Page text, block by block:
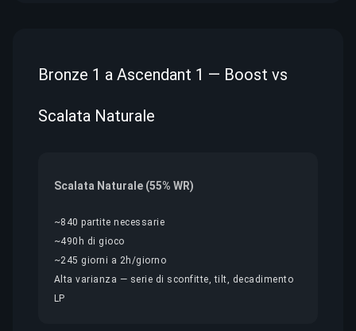
Bronze 1 a Ascendant 1 — Boost vs
Scalata Naturale
Scalata Naturale (55% WR)
~840 partite necessarie
~490h di gioco
~245 giorni a 2h/giorno
Alta varianza — serie di sconfitte, tilt, decadimento
LP